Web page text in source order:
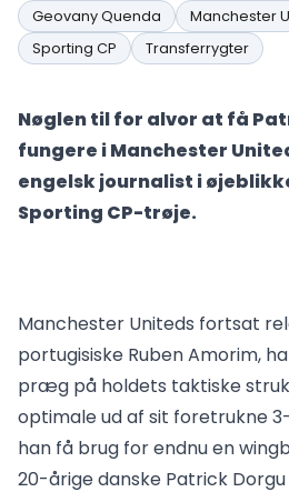
Geovany Quenda
Manchester
Sporting CP
Transferrygter
Nøglen til for alvor at få
fungere i Manchester
engelsk journalist i
Sporting CP-trøje.
Manchester Uniteds fortsat
portugisiske Ruben Amorim,
præg på holdets taktiske
optimale ud af sit foretrukne
han få brug for endnu en
20-årige danske Patrick